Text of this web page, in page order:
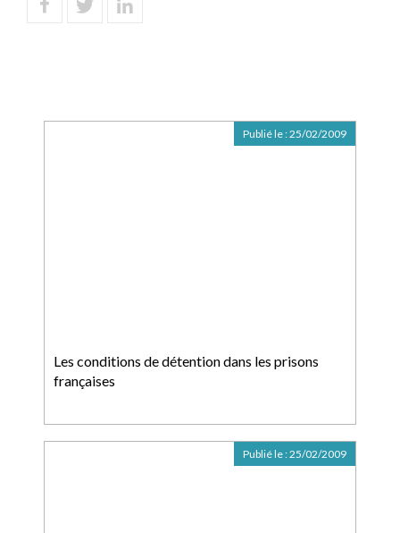
Les conditions de détention dans les prisons
françaises
Publié le :25/02/2009
Publié le :25/02/2009